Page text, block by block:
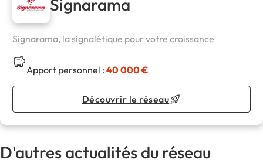
Signarama
Signarama, la signalétique pour votre croissance
Apport personnel :40 000 €
Découvrir le réseau
D'autres actualités du réseau